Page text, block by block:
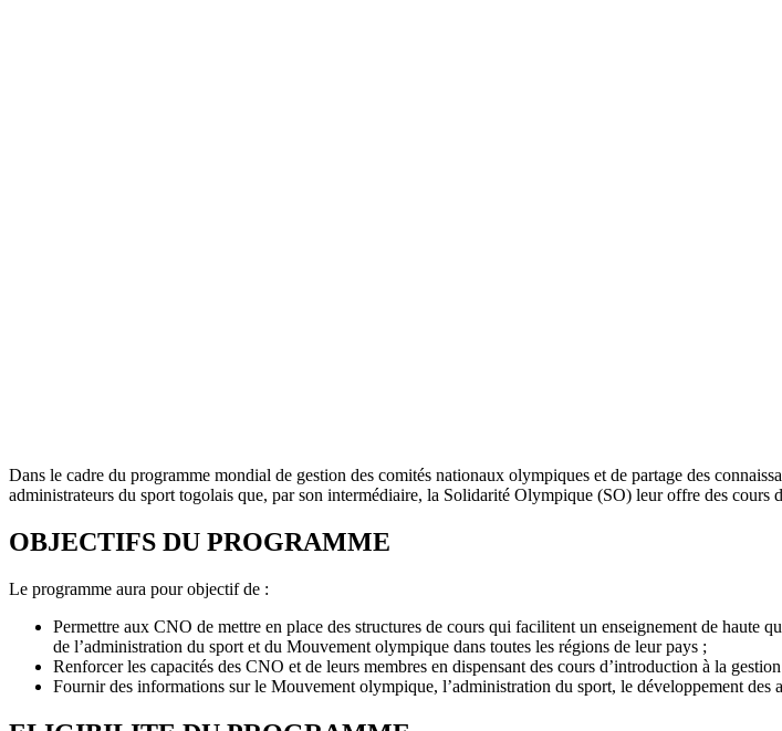
Dans le cadre du programme mondial de gestion des comités nationaux olympiques et de partage des
administrateurs du sport togolais que, par son intermédiaire, la Solidarité Olympique (SO) leur offre des cours
OBJECTIFS DU PROGRAMME
Le programme aura pour objectif de :
Permettre aux CNO de mettre en place des structures de cours qui facilitent un enseignement de
de l’administration du sport et du Mouvement olympique dans toutes les régions de leur pays ;
Renforcer les capacités des CNO et de leurs membres en dispensant des cours d’introduction à la
Fournir des informations sur le Mouvement olympique, l’administration du sport, le développement des